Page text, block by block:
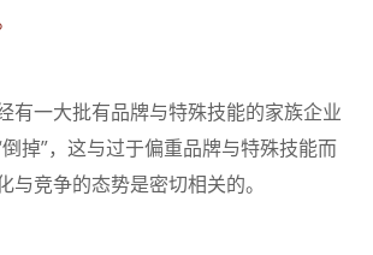
有一大批有品牌与特殊技能的家族企业
掉”，这与过于偏重品牌与特殊技能而
与竞争的态势是密切相关的。